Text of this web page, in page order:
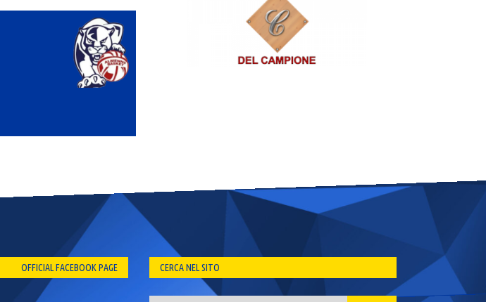
OFFICIAL FACEBOOK PAGE CERCA NEL SITO